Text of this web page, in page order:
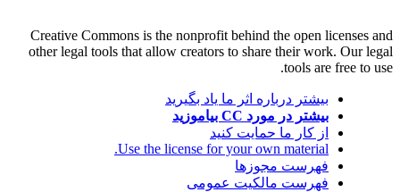
Creative Commons is the nonprofit behind the open licenses and
other legal tools that allow creators to share their work. Our legal
tools are free to use.
بیشتر درباره اثر ما یاد بگیرید
بیشتر در مورد CC بیاموزید
از کار ما حمایت کنید
Use the license for your own material.
فهرست مجوزها
فهرست مالکیت عمومی